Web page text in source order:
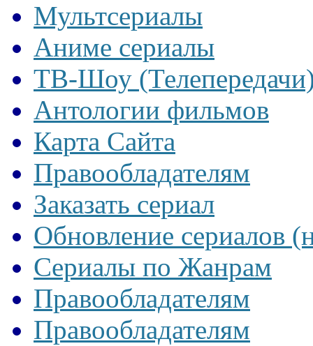
Мультсериалы
Аниме сериалы
ТВ-Шоу
Антологии фильмов
Карта Сайта
Правообладателям
Заказать сериал
Обновление сериалов
Сериалы по Жанрам
Правообладателям
Правообладателям